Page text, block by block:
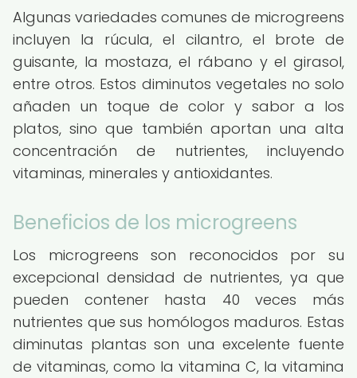
Algunas variedades comunes de microgreens
incluyen la rúcula, el cilantro, el brote de
guisante, la mostaza, el rábano y el girasol,
entre otros. Estos diminutos vegetales no solo
añaden un toque de color y sabor a los
platos, sino que también aportan una alta
concentración de nutrientes, incluyendo
vitaminas, minerales y antioxidantes.
Beneficios de los microgreens
Los microgreens son reconocidos por su
excepcional densidad de nutrientes, ya que
pueden contener hasta 40 veces más
nutrientes que sus homólogos maduros. Estas
diminutas plantas son una excelente fuente
de vitaminas, como la vitamina C, la vitamina